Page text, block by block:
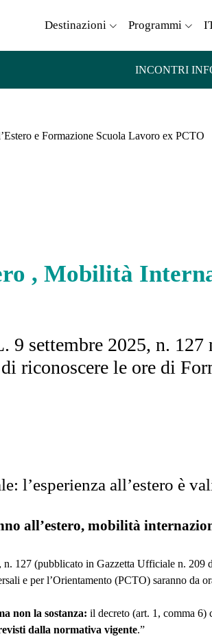
Destinazioni Programmi
INCONTRI
e Formazione Scuola Lavoro ex PCTO
, Mobilità
9 settembre 2025, n.
riconoscere le ore di
l’esperienza all’estero è
all’estero, mobilità
n. 127 (pubblicato in Gazzetta Ufficiale n. 209
e per l’Orientamento (PCTO) saranno da
non la sostanza: il decreto (art. 1, comma 6)
dalla normativa vigente.”